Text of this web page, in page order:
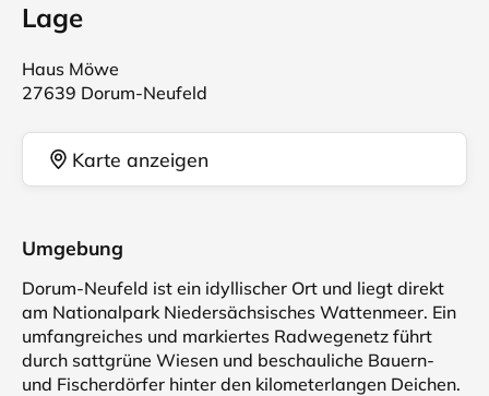
Lage
Haus Möwe
27639 Dorum-Neufeld
Karte anzeigen
Umgebung
Dorum-Neufeld ist ein idyllischer Ort und liegt direkt
am Nationalpark Niedersächsisches Wattenmeer. Ein
umfangreiches und markiertes Radwegenetz führt
durch sattgrüne Wiesen und beschauliche Bauern-
und Fischerdörfer hinter den kilometerlangen Deichen.